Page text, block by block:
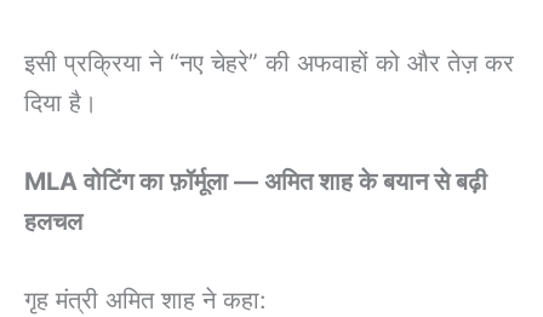
इसी प्रक्रिया ने “नए चेहरे” की अफवाहों को और तेज़ कर
दिया है।
MLA वोटिंग का फ़ॉर्मूला — अमित शाह के बयान से बढ़ी
हलचल
गृह मंत्री अमित शाह ने कहा: